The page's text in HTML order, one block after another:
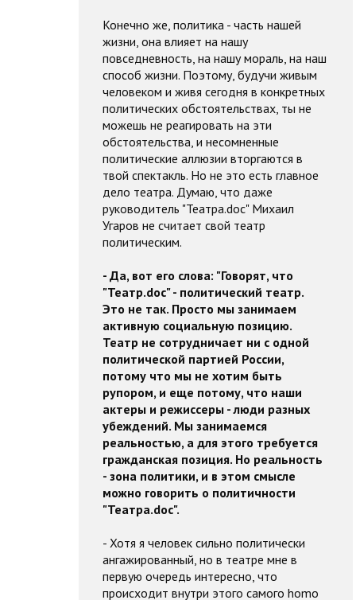
Конечно же, политика - часть нашей
жизни, она влияет на нашу
повседневность, на нашу мораль, на наш
способ жизни. Поэтому, будучи живым
человеком и живя сегодня в конкретных
политических обстоятельствах, ты не
можешь не реагировать на эти
обстоятельства, и несомненные
политические аллюзии вторгаются в
твой спектакль. Но не это есть главное
дело театра. Думаю, что даже
руководитель "Театра.doc" Михаил
Угаров не считает свой театр
политическим.
- Да, вот его слова: "Говорят, что
"Театр.doc" - политический театр.
Это не так. Просто мы занимаем
активную социальную позицию.
Театр не сотрудничает ни с одной
политической партией России,
потому что мы не хотим быть
рупором, и еще потому, что наши
актеры и режиссеры - люди разных
убеждений. Мы занимаемся
реальностью, а для этого требуется
гражданская позиция. Но реальность
- зона политики, и в этом смысле
можно говорить о политичности
"Театра.doc".
- Хотя я человек сильно политически
ангажированный, но в театре мне в
первую очередь интересно, что
происходит внутри этого самого homo